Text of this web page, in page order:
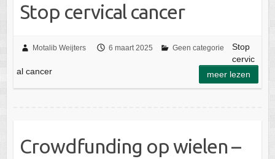
Stop cervical cancer
Motalib Weijters 6 maart 2025 Geen categorie
Stop
cervic
al cancer
meer lezen
Crowdfunding op wielen –